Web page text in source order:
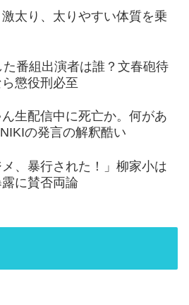
太り、太りやすい体質を乗
番組出演者は誰？文春砲待
懲役刑必至
生配信中に死亡か。何があ
の発言の解釈酷い
メ、暴行された！」柳家小は
に賛否両論